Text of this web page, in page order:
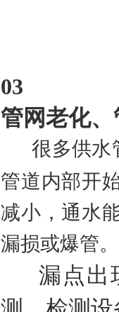
03
管网老化
很多供水
管道内部开
减小，通水
漏损或爆管。
漏点出